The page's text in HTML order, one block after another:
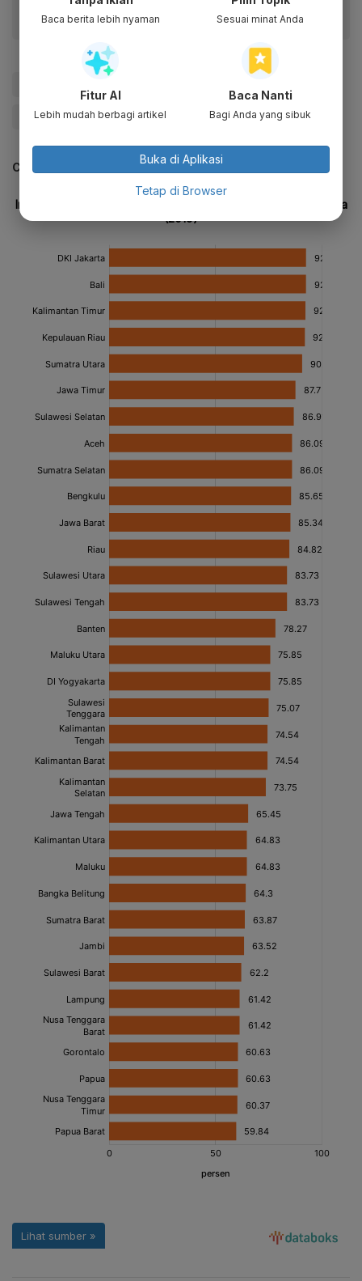
#Update Me
CEK JUGA DATA INI
Baca berita lebih nyaman Sesuai minat Anda
Fitur AI
Lebih mudah berbagi artikel
Baca Nanti
Bagi Anda yang sibuk
Buka di Aplikasi
Tetap di Browser